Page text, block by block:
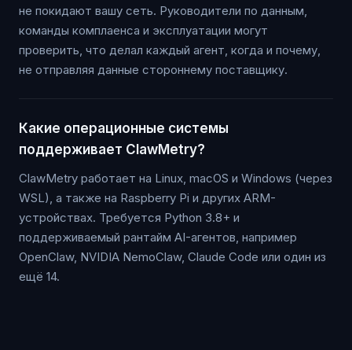
не покидают вашу сеть. Руководители по данным,
команды комплаенса и эксплуатации могут
проверить, что делал каждый агент, когда и почему,
не отправляя данные стороннему поставщику.
Какие операционные системы
поддерживает ClawMetry?
ClawMetry работает на Linux, macOS и Windows (через
WSL), а также на Raspberry Pi и других ARM-
устройствах. Требуется Python 3.8+ и
поддерживаемый рантайм AI-агентов, например
OpenClaw, NVIDIA NemoClaw, Claude Code или один из
ещё 14.